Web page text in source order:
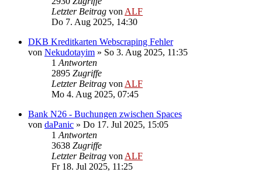
Letzter Beitrag von ALF
Do 7. Aug 2025, 14:30
DKB Kreditkarten Webscraping Fehler
von Nekudotayim » So 3. Aug 2025, 11:35
1 Antworten
2895 Zugriffe
Letzter Beitrag von ALF
Mo 4. Aug 2025, 07:45
Bank N26 - Buchungen zwischen Spaces
von daPanic » Do 17. Jul 2025, 15:05
1 Antworten
3638 Zugriffe
Letzter Beitrag von ALF
Fr 18. Jul 2025, 11:25